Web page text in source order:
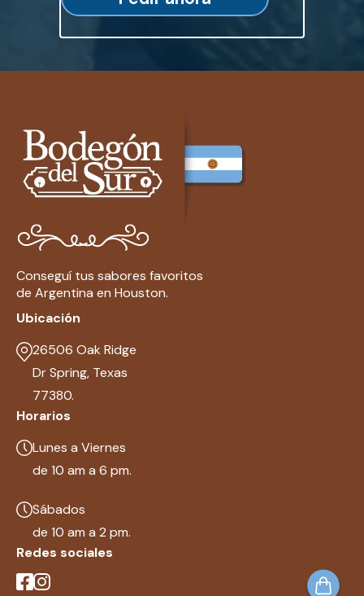
Conseguí tus sabores favoritos
de Argentina en Houston.
Ubicación
26506 Oak Ridge
Dr Spring, Texas
77380.
Horarios
Lunes a Viernes
de 10 am a 6 pm.
Sábados
de 10 am a 2 pm.
Redes sociales